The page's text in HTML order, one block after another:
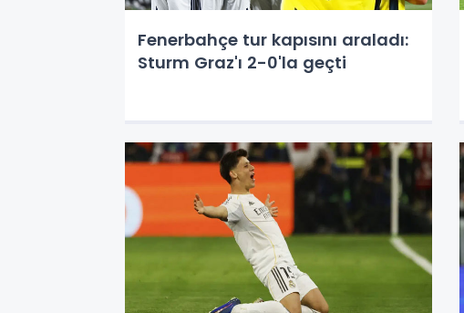
Fenerbahçe tur kapısını araladı:
Sturm Graz'ı 2-0'la geçti